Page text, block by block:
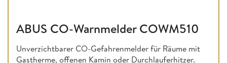
ABUS CO-Warnmelder COWM510
Unverzichtbarer CO-Gefahrenmelder für Räume mit
Gastherme, offenen Kamin oder Durchlauferhitzer.